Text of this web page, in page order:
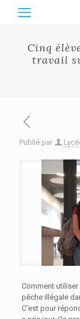
Cinq
travail
Publié par
Comment
pêche illégale
C’est pour